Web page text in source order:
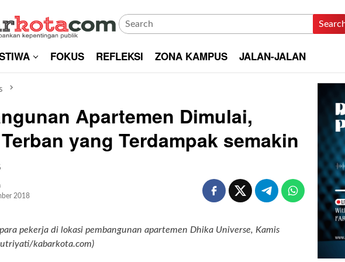
FOKUS REFLEKSI ZONA KAMPUS JALAN-JALAN
Apartemen Dimulai,
yang Terdampak semakin
2018
pekerja di lokasi pembangunan apartemen Dhika Universe, Kamis
kabarkota.com)